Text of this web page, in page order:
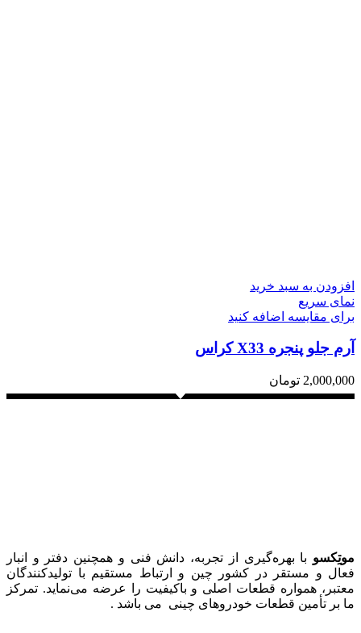
افزودن به سبد خرید
نمای سریع
برای مقایسه اضافه کنید
آرم جلو پنجره X33 کراس
2,000,000 تومان
موتِکسو با بهره‌گیری از تجربه، دانش فنی و همچنین دفتر و انبار
فعال و مستقر در کشور چین و ارتباط مستقیم با تولیدکنندگان
معتبر، همواره قطعات اصلی و باکیفیت را عرضه می‌نماید. تمرکز
ما بر تأمین قطعات خودروهای چینی می باشد .